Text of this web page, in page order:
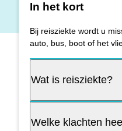
In het kort
Bij reisziekte wordt u
auto, bus, boot of het
Wat is reisziekte?
Welke klachten